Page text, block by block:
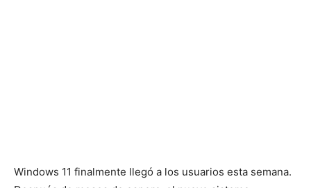
Windows 11 finalmente llegó a los usuarios esta semana.